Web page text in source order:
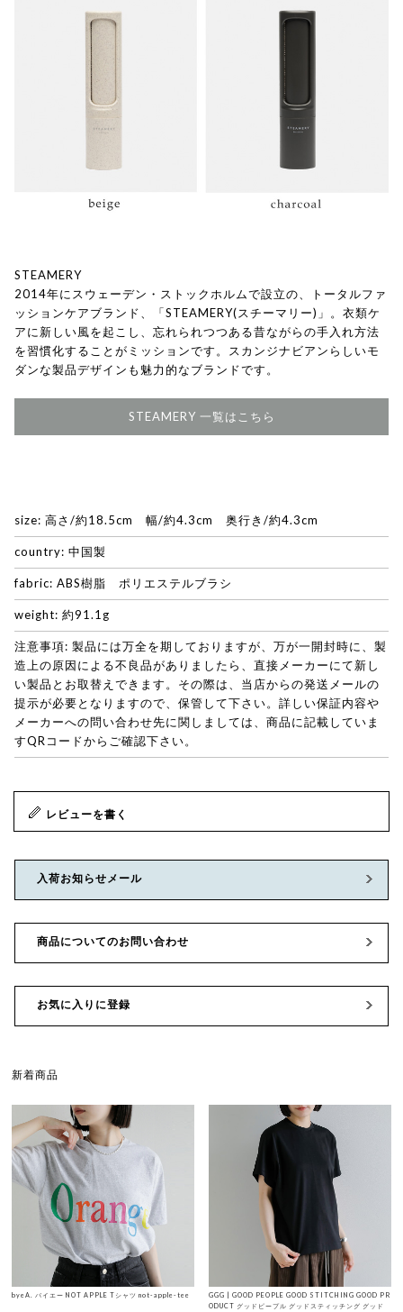
STEAMERY
2014年にスウェーデン・ストックホルムで設立の、トータルファ
ッションケアブランド、「STEAMERY(スチーマリー)」。衣類ケ
アに新しい風を起こし、忘れられつつある昔ながらの手入れ方法
を習慣化することがミッションです。スカンジナビアンらしいモ
ダンな製品デザインも魅力的なブランドです。
STEAMERY 一覧はこちら
size: 高さ/約18.5cm 幅/約4.3cm 奥行き/約4.3cm
country: 中国製
fabric: ABS樹脂 ポリエステルブラシ
weight: 約91.1g
注意事項: 製品には万全を期しておりますが、万が一開封時に、製
造上の原因による不良品がありましたら、直接メーカーにて新し
い製品とお取替えできます。その際は、当店からの発送メールの
提示が必要となりますので、保管して下さい。詳しい保証内容や
メーカーへの問い合わせ先に関しましては、商品に記載していま
すQRコードからご確認下さい。
レビューを書く
入荷お知らせメール
商品についてのお問い合わせ
お気に入りに登録
新着商品
byeA. バイエー NOT APPLE Tシャツ not-apple-tee
GGG | GOOD PEOPLE GOOD STITCHING GOOD PR
ODUCT グッドピープル グッドスティッチング グッド